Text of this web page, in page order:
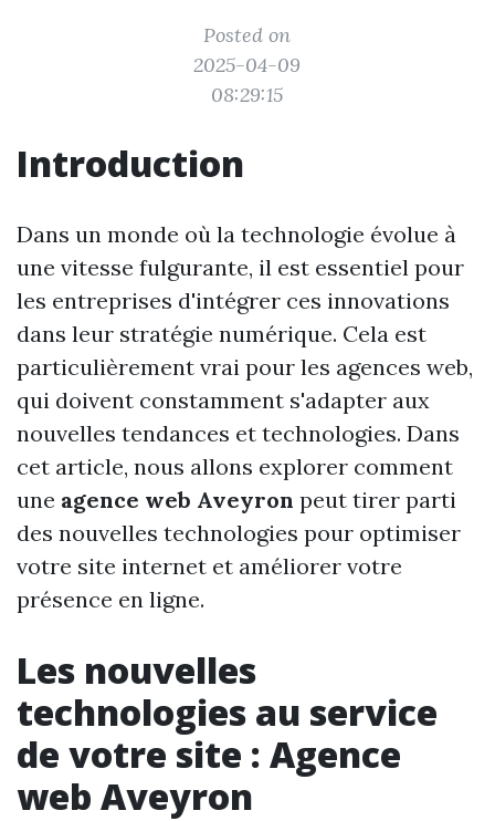
Posted on
2025-04-09
08:29:15
Introduction
Dans un monde où la technologie évolue à
une vitesse fulgurante, il est essentiel pour
les entreprises d'intégrer ces innovations
dans leur stratégie numérique. Cela est
particulièrement vrai pour les agences web,
qui doivent constamment s'adapter aux
nouvelles tendances et technologies. Dans
cet article, nous allons explorer comment
une agence web Aveyron peut tirer parti
des nouvelles technologies pour optimiser
votre site internet et améliorer votre
présence en ligne.
Les nouvelles
technologies au service
de votre site : Agence
web Aveyron